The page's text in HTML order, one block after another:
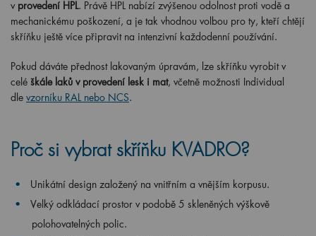
v provedení HPL. Právě HPL nabízí zvýšenou odolnost proti vodě a
mechanickému poškození, a je tak vhodnou volbou pro ty, kteří chtějí
skříňku ještě více připravit na intenzivní každodenní používání.
Pokud dáváte přednost lakovaným úpravám, lze skříňku vyrobit v
celé škále laků v provedení lesk i mat, včetně možnosti Individual
dle vzorníku RAL nebo NCS.
Proč si vybrat skříňku KVADRO?
Unikátní design založený na vnitřním a vnějším korpusu.
Velký odkládací prostor v podobě 5 skleněných výškově
polohovatelných polic.